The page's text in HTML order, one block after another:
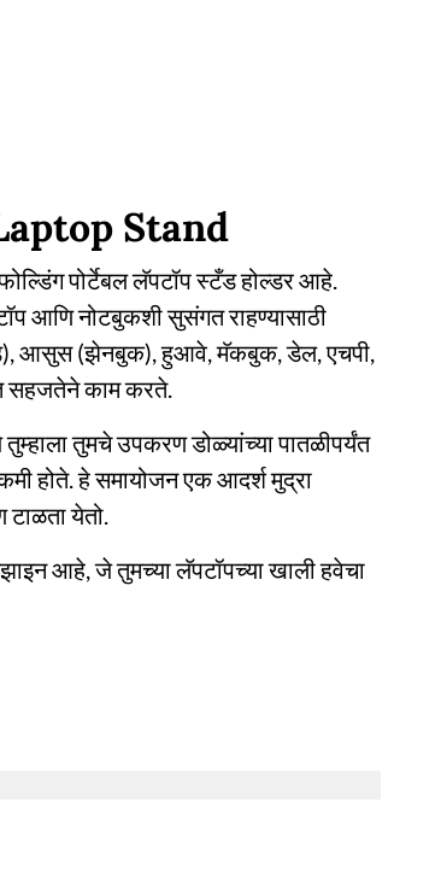
Stand
पोर्टेबल लॅपटॉप स्टँड होल्डर आहे.
आणि नोटबुकशी सुसंगत राहण्यासाठी
आसुस (झेनबुक), हुआवे, मॅकबुक, डेल, एचपी,
सहजतेने काम करते.
तुमचे उपकरण डोळ्यांच्या पातळीपर्यंत
होते. हे समायोजन एक आदर्श मुद्रा
टाळता येतो.
आहे, जे तुमच्या लॅपटॉपच्या खाली हवेचा